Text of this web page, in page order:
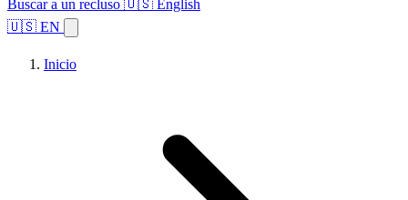
Buscar a un recluso 🇺🇸 English
🇺🇸 EN
Inicio